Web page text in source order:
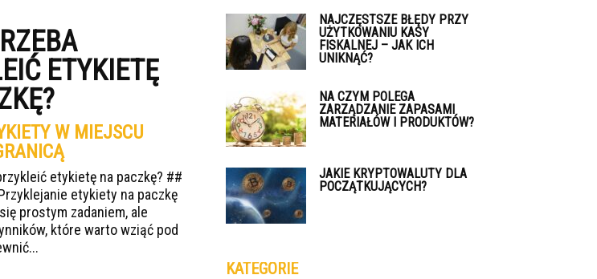
ETYKIETĘ
W MIEJSCU
etykietę na paczkę? ##
etykiety na paczkę
prostym zadaniem, ale
które warto wziąć pod
NAJCZĘSTSZE BŁĘDY PRZY
UŻYTKOWANIU KASY
FISKALNEJ – JAK ICH
UNIKNĄĆ?
NA CZYM POLEGA
ZARZĄDZANIE ZAPASAMI
MATERIAŁÓW I PRODUKTÓW?
JAKIE KRYPTOWALUTY DLA
POCZĄTKUJĄCYCH?
KATEGORIE